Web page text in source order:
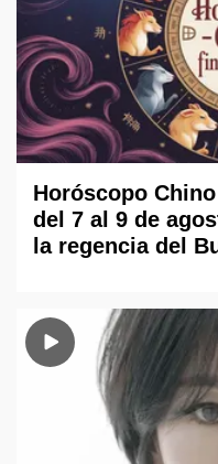
Horóscopo
del 7 al 9 de
la regencia del